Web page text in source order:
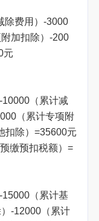
除费用）-3000
加扣除）-200
元
（累计减
（累计专项附
扣除）=35600元
缴预扣税额）=
（累计基
-12000（累计